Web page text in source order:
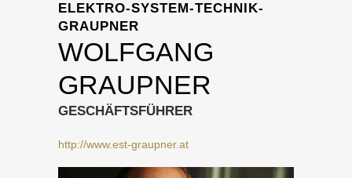
ELEKTRO-SYSTEM-TECHNIK-
GRAUPNER
WOLFGANG
GRAUPNER
GESCHÄFTSFÜHRER
http://www.est-graupner.at